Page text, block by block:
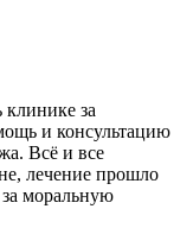
за
и консультацию
Всё и все
лечение прошло
моральную